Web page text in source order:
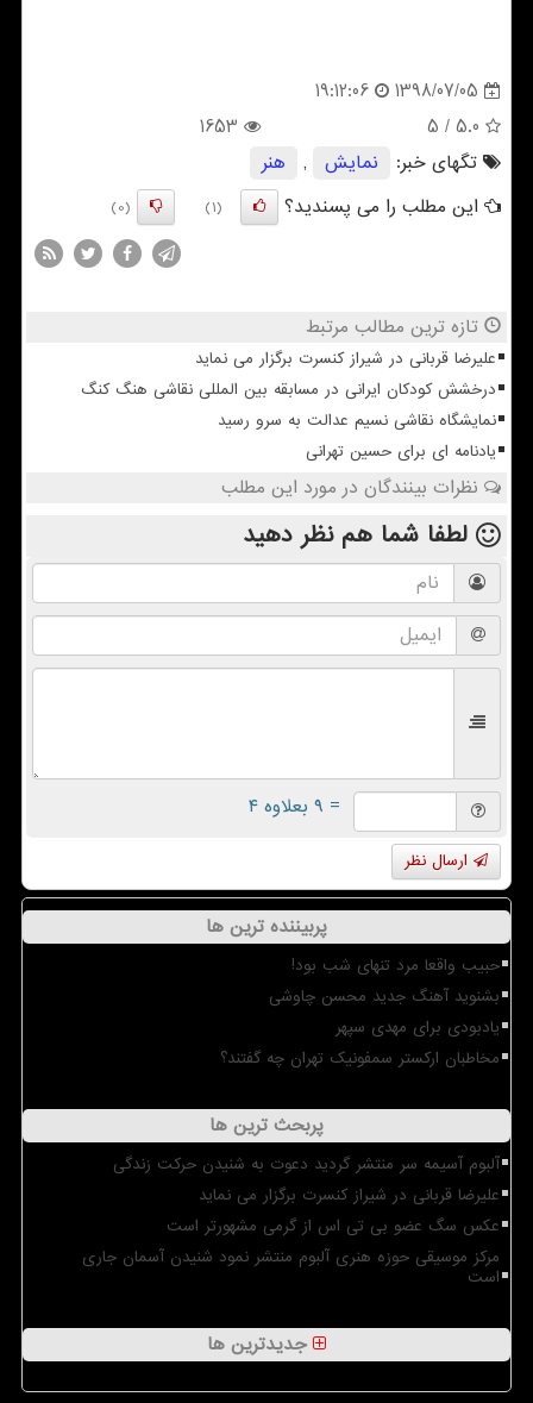
1398/07/05
19:12:06
5.0
/ 5
1653
تگهای خبر:
نمایش ,
هنر
این مطلب را می پسندید؟
(1)
(0)
تازه ترین مطالب مرتبط
علیرضا قربانی در شیراز کنسرت برگزار می نماید
درخشش کودکان ایرانی در مسابقه بین المللی نقاشی هنگ کنگ
نمایشگاه نقاشی نسیم عدالت به سرو رسید
یادنامه ای برای حسین تهرانی
نظرات بینندگان در مورد این مطلب
لطفا شما همنظر دهید
= ۹ بعلاوه ۴
ارسال نظر
پربیننده ترین ها
حبیب واقعا مرد تنهای شب بود!
بشنوید آهنگ جدید محسن چاوشی
یادبودی برای مهدی سپهر
مخاطبان ارکستر سمفونیک تهران چه گفتند؟
پربحث ترین ها
آلبوم آسیمه سر منتشر گردید دعوت به شنیدن حرکت زندگی
علیرضا قربانی در شیراز کنسرت برگزار می نماید
عکس سگ عضو بی تی اس از گرمی مشهورتر است
مرکز موسیقی حوزه هنری آلبوم منتشر نمود شنیدن آسمان جاری
است
جدیدترین ها